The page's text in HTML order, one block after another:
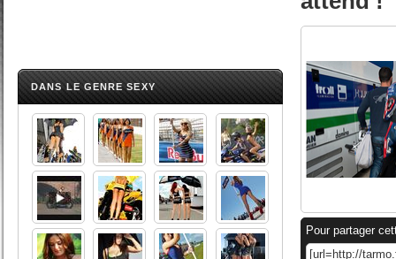
DANS LE GENRE SEXY
Pour partager